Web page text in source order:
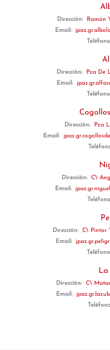
Dirección:
Ramón
Email:
Dirección:
Pza De
Email:
Dirección:
Pza
Email:
Dirección:
C\
Email:
Dirección:
C\ Pintor
Email:
Dirección:
C\
Email: